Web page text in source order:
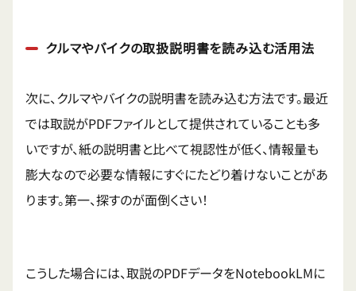
クルマやバイクの取扱説明書を読み込む活用法
次に、クルマやバイクの説明書を読み込む方法です。最近
では取説がPDFファイルとして提供されていることも多
いですが、紙の説明書と比べて視認性が低く、情報量も
膨大なので必要な情報にすぐにたどり着けないことがあ
ります。第一、探すのが面倒くさい！
こうした場合には、取説のPDFデータをNotebookLMに